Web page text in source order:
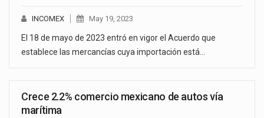
INCOMEX May 19, 2023
El 18 de mayo de 2023 entró en vigor el Acuerdo que
establece las mercancías cuya importación está…
Crece 2.2% comercio mexicano de autos vía
marítima